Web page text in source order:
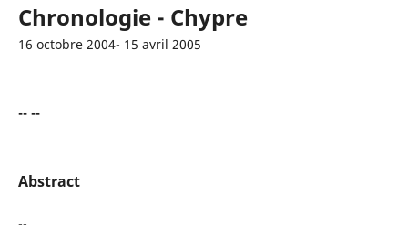
Chronologie - Chypre
16 octobre 2004- 15 avril 2005
-- --
Abstract